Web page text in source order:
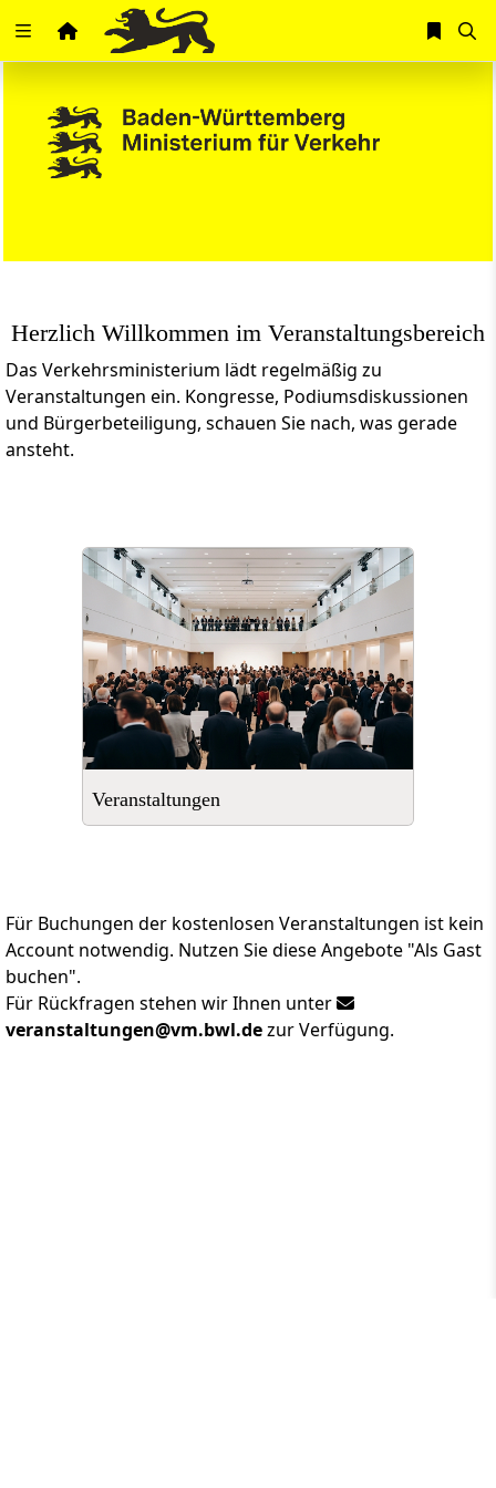
Zuklappen
Loading
Loading
Herzlich Willkommen im Veranstaltungsbereich
Das Verkehrsministerium lädt regelmäßig zu
Veranstaltungen ein. Kongresse, Podiumsdiskussionen
und Bürgerbeteiligung, schauen Sie nach, was gerade
ansteht.
Veranstaltungen
Für Buchungen der kostenlosen Veranstaltungen ist kein
Account notwendig. Nutzen Sie diese Angebote "Als Gast
buchen".
Für Rückfragen stehen wir Ihnen unter
veranstaltungen@vm.bwl.dezur Verfügung.